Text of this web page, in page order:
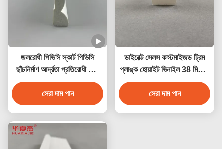
জলরোধী পিভিসি স্কার্ট পিভিসি
ছাঁচনির্মাণ আর্দ্রতা প্রতিরোধী হোম
সজ্জা
সেরা দাম পান
ডাইরেক্ট সেলস কাস্টমাইজড ট্রিম
প্লাঙ্ক হোয়াইট ভিনাইল 38 মিমি x
39 মিমি পিভিসি মোল্ডিং ডেকোরেশন
প্রোফাইল ইনডোর/আউটডোর
সেরা দাম পান